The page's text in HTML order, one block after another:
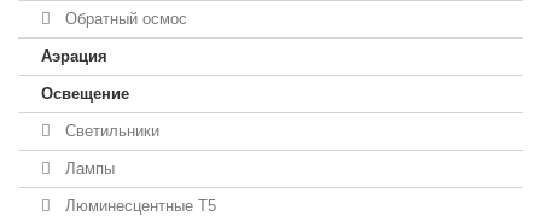
Обратный осмос
Аэрация
Освещение
Светильники
Лампы
Люминесцентные T5